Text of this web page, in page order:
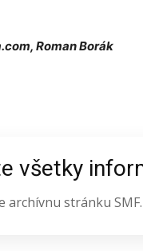
Roman Borák
všetky
archívnu stránku SMF.